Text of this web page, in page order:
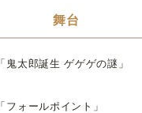
舞台
鬼太郎誕生 ゲゲゲの謎」
フォールポイント」